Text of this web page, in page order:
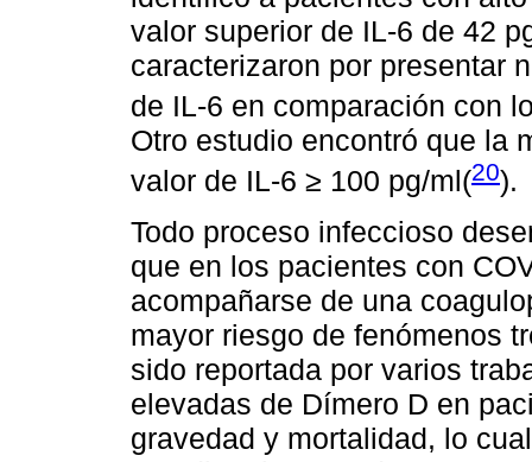
valor superior de IL-6 de 42
caracterizaron por presentar
de IL-6 en comparación con
Otro estudio encontró que la
valor de IL-6 ≥ 100 pg/ml(20).
Todo proceso infeccioso
que en los pacientes con
acompañarse de una
mayor riesgo de fenómenos
sido reportada por varios
elevadas de Dímero D en
gravedad y mortalidad, lo